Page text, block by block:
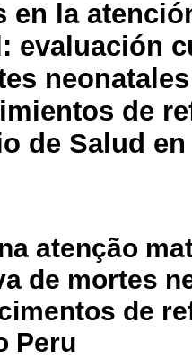
en la
evaluación
de
de Salud en
atenção
de mortes
de
Peru